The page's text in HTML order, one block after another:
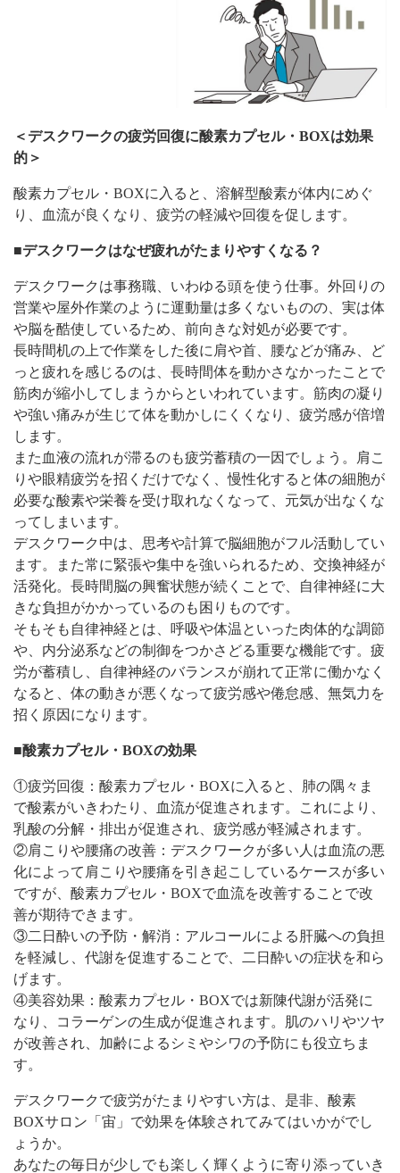
＜デスクワークの疲労回復に酸素カプセル・BOXは効果
的＞
酸素カプセル・BOXに入ると、溶解型酸素が体内にめぐ
り、血流が良くなり、疲労の軽減や回復を促します。
■デスクワークはなぜ疲れがたまりやすくなる？
デスクワークは事務職、いわゆる頭を使う仕事。外回りの
営業や屋外作業のように運動量は多くないものの、実は体
や脳を酷使しているため、前向きな対処が必要です。
長時間机の上で作業をした後に肩や首、腰などが痛み、ど
っと疲れを感じるのは、長時間体を動かさなかったことで
筋肉が縮小してしまうからといわれています。筋肉の凝り
や強い痛みが生じて体を動かしにくくなり、疲労感が倍増
します。
また血液の流れが滞るのも疲労蓄積の一因でしょう。肩こ
りや眼精疲労を招くだけでなく、慢性化すると体の細胞が
必要な酸素や栄養を受け取れなくなって、元気が出なくな
ってしまいます。
デスクワーク中は、思考や計算で脳細胞がフル活動してい
ます。また常に緊張や集中を強いられるため、交換神経が
活発化。長時間脳の興奮状態が続くことで、自律神経に大
きな負担がかかっているのも困りものです。
そもそも自律神経とは、呼吸や体温といった肉体的な調節
や、内分泌系などの制御をつかさどる重要な機能です。疲
労が蓄積し、自律神経のバランスが崩れて正常に働かなく
なると、体の動きが悪くなって疲労感や倦怠感、無気力を
招く原因になります。
■酸素カプセル・BOXの効果
①疲労回復：酸素カプセル・BOXに入ると、肺の隅々ま
で酸素がいきわたり、血流が促進されます。これにより、
乳酸の分解・排出が促進され、疲労感が軽減されます。
②肩こりや腰痛の改善：デスクワークが多い人は血流の悪
化によって肩こりや腰痛を引き起こしているケースが多い
ですが、酸素カプセル・BOXで血流を改善することで改
善が期待できます。
③二日酔いの予防・解消：アルコールによる肝臓への負担
を軽減し、代謝を促進することで、二日酔いの症状を和ら
げます。
④美容効果：酸素カプセル・BOXでは新陳代謝が活発に
なり、コラーゲンの生成が促進されます。肌のハリやツヤ
が改善され、加齢によるシミやシワの予防にも役立ちま
す。
デスクワークで疲労がたまりやすい方は、是非、酸素
BOXサロン「宙」で効果を体験されてみてはいかがでし
ょうか。
あなたの毎日が少しでも楽しく輝くように寄り添っていき